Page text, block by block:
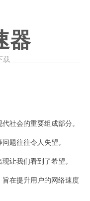
器
载
社会的重要组成部分。
题往往令人失望。
让我们看到了希望。
在提升用户的网络速度